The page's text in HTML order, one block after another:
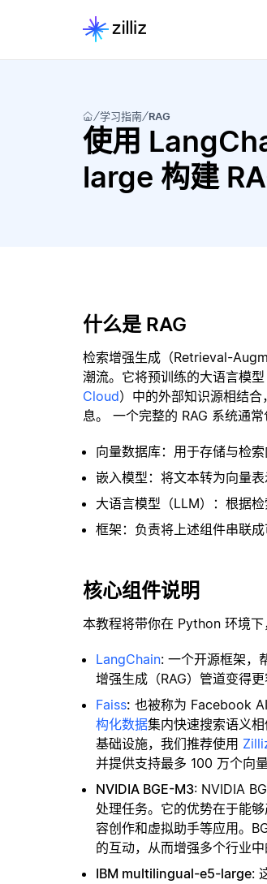
学习指南 RAG
使用
large 构建
什么是 RAG
检索增强生成（Retrieval-
潮流。它将预训练的大语言模型
Cloud）中的外部知识源相结
息。 一个完整的 RAG 系统通常
向量数据库：用于存储与检索
嵌入模型：将文本转为向量
大语言模型（LLM）：根据
框架：负责将上述组件串联成
核心组件说明
本教程将带你在 Python 环境下
LangChain: 一个开源框架，
增强生成（RAG）管道变得更
Faiss: 也被称为 Facebook
构化数据集内快速搜索语义
基础设施，我们推荐使用
并提供支持最多 100 万个向
NVIDIA BGE-M3: NVIDIA
处理任务。它的优势在于能
容创作和虚拟助手等应用。
的互动，从而增强多个行业中
IBM multilingual-e5-large: